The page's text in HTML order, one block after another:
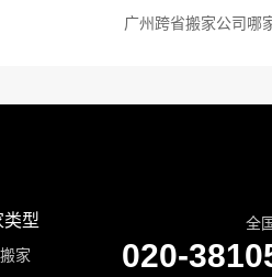
广州跨省搬家公司哪
类型
家
全
020-